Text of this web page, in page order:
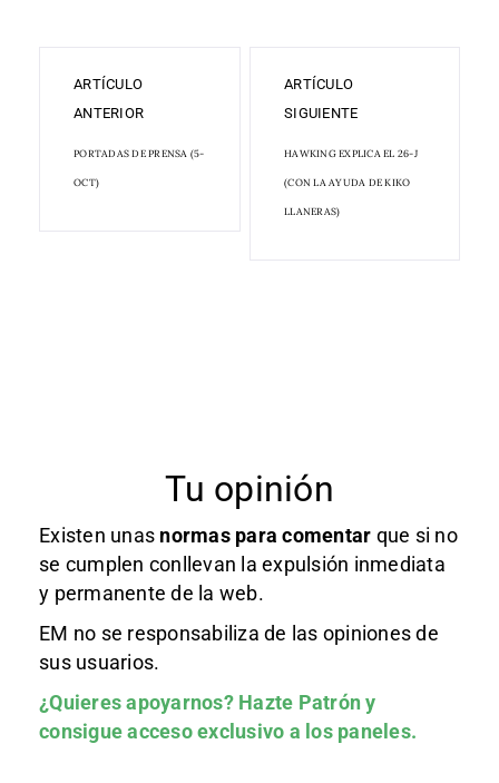
ARTÍCULO
ANTERIOR
PORTADAS DE PRENSA (5-
OCT)
ARTÍCULO
SIGUIENTE
HAWKING EXPLICA EL 26-J
(CON LA AYUDA DE KIKO
LLANERAS)
Tu opinión
Existen unas normas para comentar que si no
se cumplen conllevan la expulsión inmediata
y permanente de la web.
EM no se responsabiliza de las opiniones de
sus usuarios.
¿Quieres apoyarnos? Hazte Patróny
consigue acceso exclusivo a los paneles.